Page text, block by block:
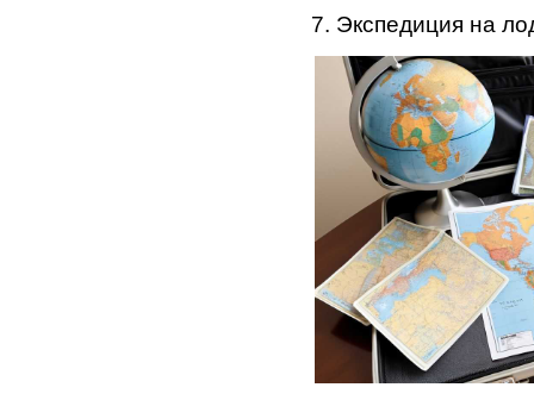
7. Экспедиция на